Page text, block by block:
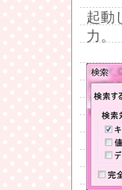
起動
力。